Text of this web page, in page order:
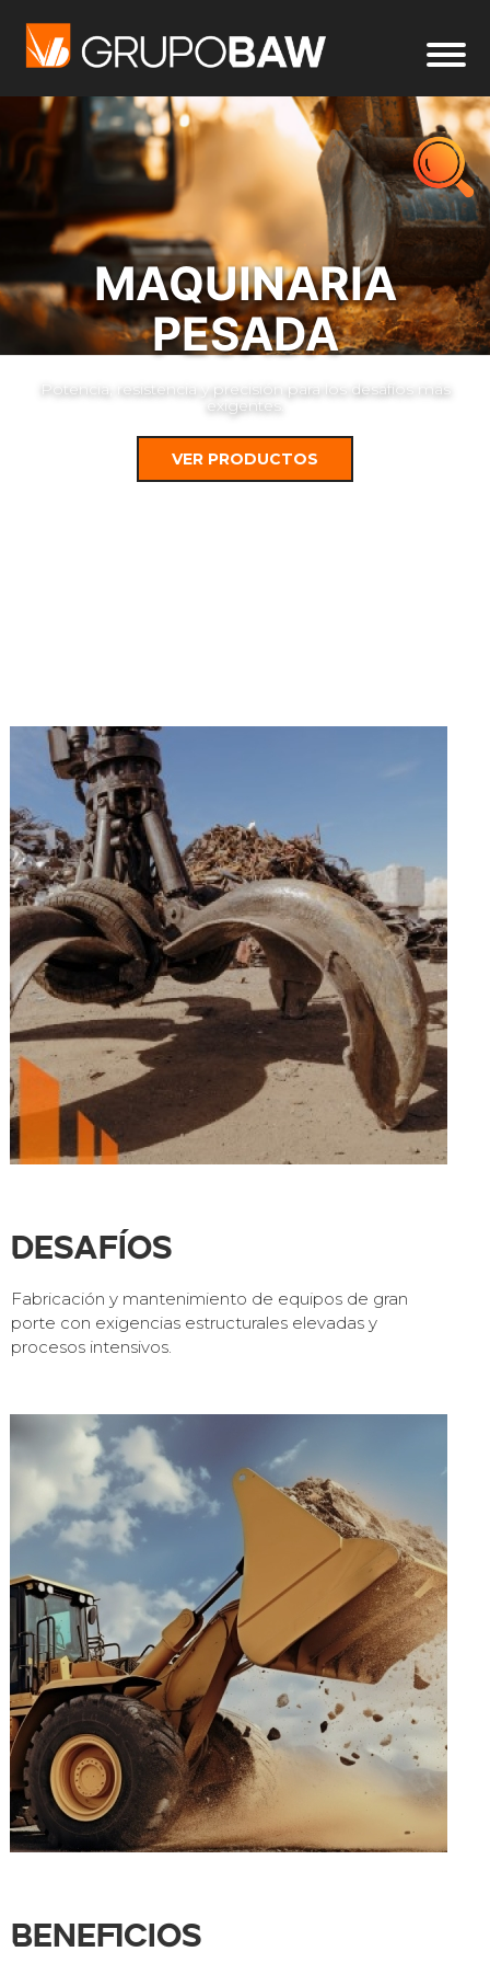
MAQUINARIA
PESADA
Potencia, resistencia y precisión para los desafíos más
exigentes.
VER PRODUCTOS
Desafíos
Fabricación y mantenimiento de equipos de gran
porte con exigencias estructurales elevadas y
procesos intensivos.
Beneficios